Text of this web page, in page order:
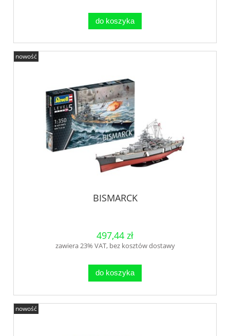
do koszyka
BISMARCK
497,44 zł
zawiera 23% VAT, bez kosztów dostawy
do koszyka
nowość
nowość